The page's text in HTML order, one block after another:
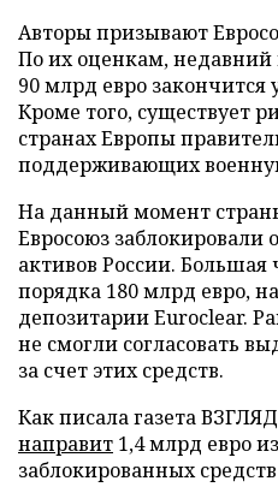
Авторы призывают
По их оценкам, недавний
90 млрд евро
Кроме того, существует
странах Европы
поддерживающих
На данный момент
Евросоюз заблокировали
активов России. Большая
порядка 180 млрд евро,
депозитарии Euroclear.
не смогли согласовать
за счет этих средств.
Как писала газета
направит 1,4 млрд евро
заблокированных